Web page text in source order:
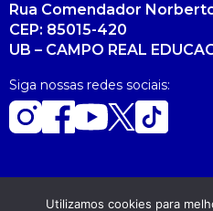
Rua Comendador
CEP: 85015-420
UB – CAMPO REAL
Siga nossas redes sociais:
Copyright 2026. Todos os
Utilizamos cookies para